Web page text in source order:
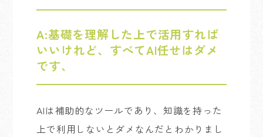
A:基礎を理解した上で活用すれば
いいけれど、すべてAl任せはダメ
です、
Alは補助的なツールであり、知識を持った
上で利用しないとダメなんだとわかりまし